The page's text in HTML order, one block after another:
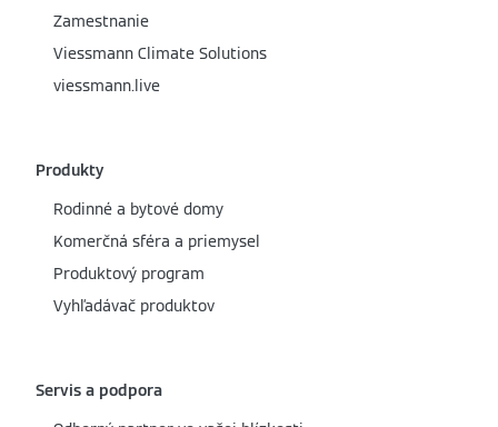
Zamestnanie
Viessmann Climate Solutions
viessmann.live
Produkty
Rodinné a bytové domy
Komerčná sféra a priemysel
Produktový program
Vyhľadávač produktov
Servis a podpora